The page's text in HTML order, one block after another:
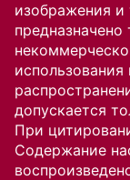
изображения
предназначено
допускается
При
Содержание